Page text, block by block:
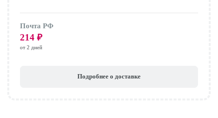
Почта РФ
214 ₽
от 2 дней
Подробнее о доставке